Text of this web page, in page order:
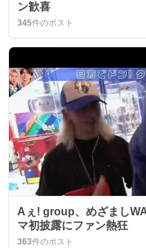
ン歓喜
345件のポスト
Aぇ! group、めざまし
マ初披露にファン熱狂
363件のポスト